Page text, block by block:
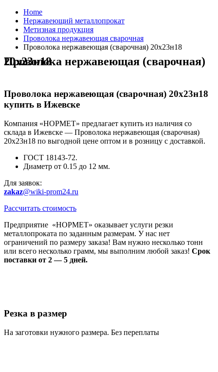
Home
Нержавеющий металлопрокат
Метизная продукция
Проволока нержавеющая сварочная
Проволока нержавеющая (сварочная) 20х23н18
Проволока нержавеющая (сварочная) 20х23н18
Проволока нержавеющая (сварочная) 20х23н18
купить в Ижевске
Компания «НОРМЕТ» предлагает купить из наличия со
склада в Ижевске — Проволока нержавеющая (сварочная)
20х23н18 по выгодной цене оптом и в розницу с доставкой.
ГОСТ 18143-72.
Диаметр от 0.15 до 12 мм.
Для заявок:
zakaz@wiki-prom24.ru
Рассчитать стоимость
Предприятие «НОРМЕТ» оказывает услуги резки
металлопроката по заданным размерам. У нас нет
ограничений по размеру заказа! Вам нужно несколько тонн
или всего несколько грамм, мы выполним любой заказ! Срок
поставки от 2 — 5 дней.
Резка в размер
На заготовки нужного размера. Без переплаты